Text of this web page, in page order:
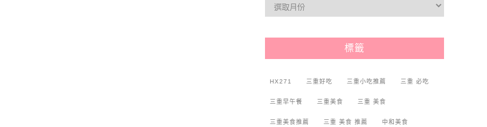
標籤
HX271 三重好吃 三重小吃推薦 三重 必吃
三重早午餐 三重美食 三重 美食
三重美食推薦 三重 美食 推薦 中和美食